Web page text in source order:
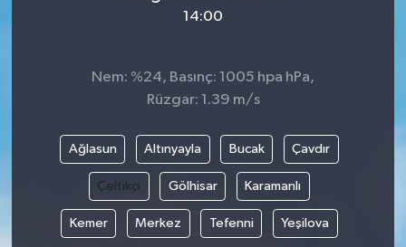
14:00
Nem: %24, Basınç: 1005 hpa hPa,
Rüzgar: 1.39 m/s
Ağlasun Altınyayla Bucak Çavdır
Çeltikçi Gölhisar Karamanlı
Kemer Merkez Tefenni Yeşilova